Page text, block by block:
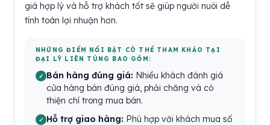
giá hợp lý và hỗ trợ khách tốt sẽ giúp người nuôi dễ
tính toán lợi nhuận hơn.
NHỮNG ĐIỂM NỔI BẬT CÓ THỂ THAM KHẢO TẠI
ĐẠI LÝ LIÊN TÙNG BAO GỒM:
Bán hàng đúng giá: Nhiều khách đánh giá
cửa hàng bán đúng giá, phải chăng và có
thiện chí trong mua bán.
Hỗ trợ giao hàng: Phù hợp với khách mua số